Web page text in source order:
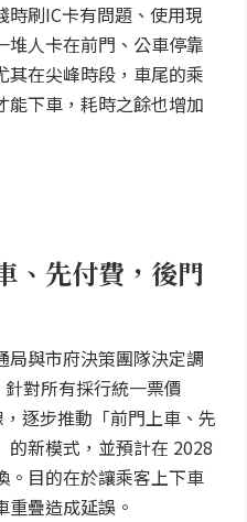
刷IC卡有問題、使用現
堆人卡在前門、公車停靠
其在尖峰時段，車尾的乘
能下車，耗時之餘也增加
、先付費，後門
局與市府決策團隊決定調
對所有採行統一票價
，逐步推動「前門上車、先
的新模式，並預計在 2028
。目的在於讓乘客上下車
疊造成延誤。